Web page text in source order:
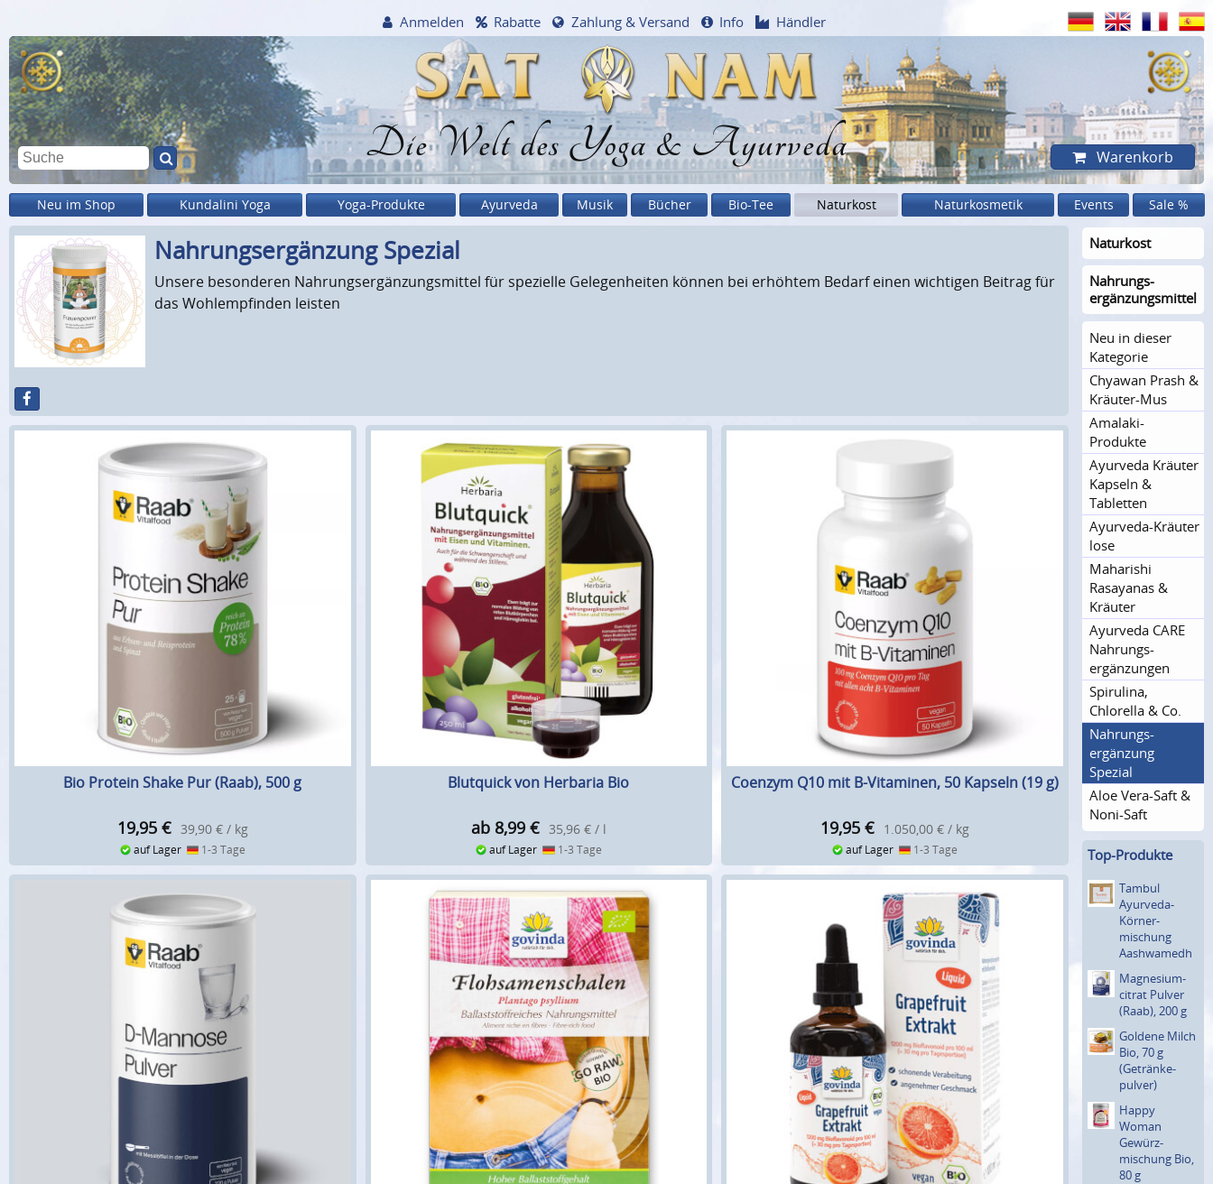
Die Welt des Yoga & Ayurveda
Anmelden Rabatte Zahlung & Versand Info Händler
Warenkorb
Neu im Shop Kundalini Yoga Yoga-Produkte Ayurveda Musik Bücher Bio-Tee Naturkost Naturkosmetik Events Sale %
Nahrungs­ergänzung Spezial
Unsere besonderen Nahrungsergänzungsmittel für spezielle Gelegenheiten können bei erhöhtem Bedarf einen wichtigen Beitrag für
das Wohlempfinden leisten
Bio Protein Shake Pur (Raab), 500 g
19,95 € 39,90 € / kg
auf Lager 1-3 Tage
Blutquick von Herbaria Bio
ab 8,99 € 35,96 € / l
auf Lager 1-3 Tage
Coenzym Q10 mit B-Vitaminen, 50 Kapseln (19 g)
19,95 € 1.050,00 € / kg
auf Lager 1-3 Tage
Naturkost
Nahrungs­
ergänzungs­mittel
Neu in dieser
Kategorie
Chyawan Prash &
Kräuter-Mus
Amalaki-
Produkte
Ayurveda Kräuter
Kapseln &
Tabletten
Ayurveda-Kräuter
lose
Maharishi
Rasayanas &
Kräuter
Ayurveda CARE
Nahrungs­
ergänzungen
Spirulina,
Chlorella & Co.
Nahrungs­
ergänzung
Spezial
Aloe Vera-Saft &
Noni-Saft
Top-Produkte
Tambul
Ayurveda-
Körner­
mischung
Aashwamedh
Magnesium­
citrat Pulver
(Raab), 200 g
Goldene Milch
Bio, 70 g
(Getränke­
pulver)
Happy
Woman
Gewürz­
mischung Bio,
80 g